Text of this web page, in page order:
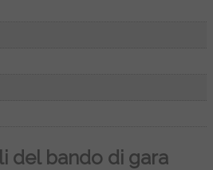
del bando di gara